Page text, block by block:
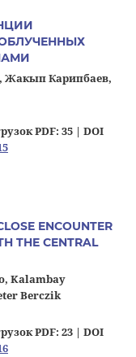
Жакып Карипбаев,
PDF: 35 | DOI
ENCOUNTER
THE CENTRAL
Kalambay
Berczik
PDF: 23 | DOI